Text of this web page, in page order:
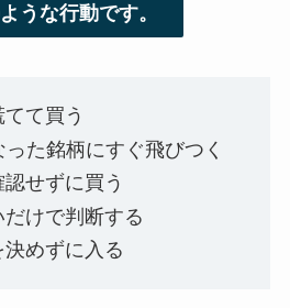
うな行動です。
て買う
た銘柄にすぐ飛びつく
せずに買う
けで判断する
めずに入る